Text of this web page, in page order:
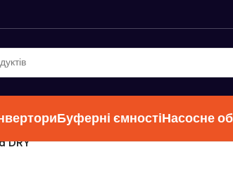
Буферні ємностіНасосне
DRY